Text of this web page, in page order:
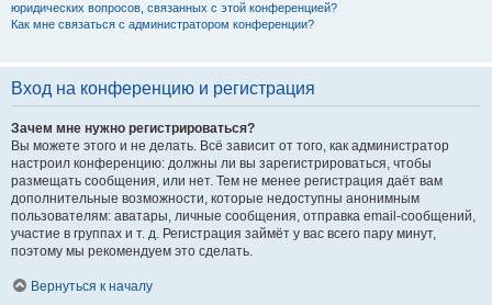
юридических вопросов, связанных с этой конференцией?
Как мне связаться с администратором конференции?
Вход на конференцию и регистрация
Зачем мне нужно регистрироваться?
Вы можете этого и не делать. Всё зависит от того, как администратор
настроил конференцию: должны ли вы зарегистрироваться, чтобы
размещать сообщения, или нет. Тем не менее регистрация даёт вам
дополнительные возможности, которые недоступны анонимным
пользователям: аватары, личные сообщения, отправка email-сообщений,
участие в группах и т. д. Регистрация займёт у вас всего пару минут,
поэтому мы рекомендуем это сделать.
Вернуться к началу